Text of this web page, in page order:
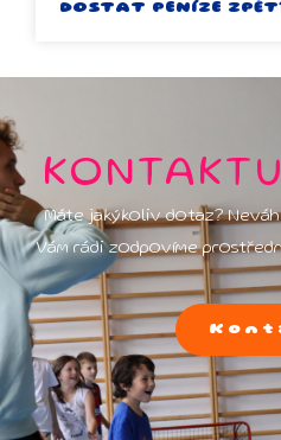
DOSTAT PENÍZE
Máte jakýkoliv dotaz?
Vám rádi zodpovíme